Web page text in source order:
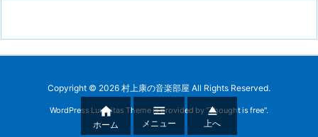
Copyright © 2026 村上康の音楽部屋 All Rights Reserved.
WordPress Luxeritas Theme is provided by "Thought is free".

ホーム

メニュー

上へ